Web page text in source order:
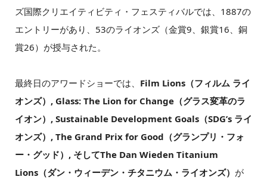
ズ国際クリエイティビティ・フェスティバルでは、1887の
エントリーがあり、53のライオンズ（金賞9、銀賞16、銅
賞26）が授与された。
最終日のアワードショーでは、 Film Lions（フィルム ライ
オンズ）, Glass: The Lion for Change（グラス変革のラ
イオン）, Sustainable Development Goals（SDG’s ライ
オンズ）, The Grand Prix for Good（グランプリ・フォ
ー・グッド）, そしてThe Dan Wieden Titanium
Lions（ダン・ウィーデン・チタニウム・ライオンズ） が